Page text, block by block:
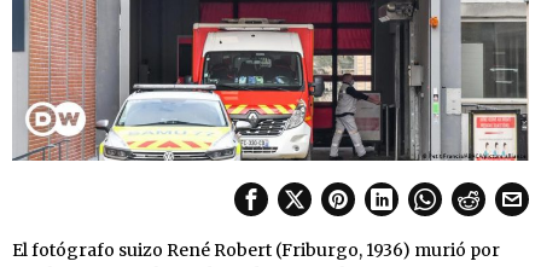
El fotógrafo suizo René Robert (Friburgo, 1936) murió por